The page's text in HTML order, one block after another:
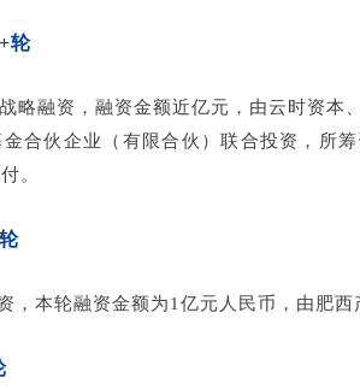
轮
略融资 ，融资金额近亿元，由云时资本
合伙企业（有限合伙）联合投资，所
。
，本轮融资金额为1亿元人民币，由肥西